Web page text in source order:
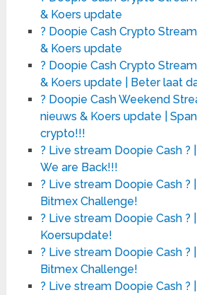
& Koers update
? Doopie Cash Crypto
& Koers update
? Doopie Cash Crypto
& Koers update | Beter laat
? Doopie Cash Weekend
nieuws & Koers update |
crypto!!!
? Live stream Doopie Cash ?
We are Back!!!
? Live stream Doopie Cash ?
Bitmex Challenge!
? Live stream Doopie Cash ?
Koersupdate!
? Live stream Doopie Cash ?
Bitmex Challenge!
? Live stream Doopie Cash ?